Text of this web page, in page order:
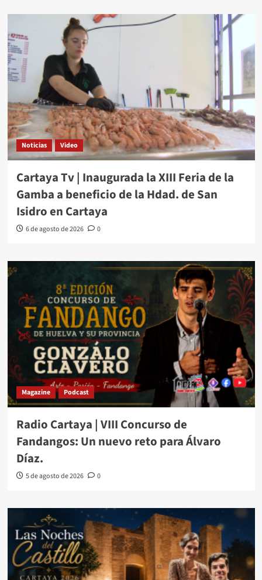
Noticias Video
Cartaya Tv | Inaugurada la XIII Feria de la
Gamba a beneficio de la Hdad. de San
Isidro en Cartaya
6 de agosto de 2026 0
Magazine Podcast
Radio Cartaya | VIII Concurso de
Fandangos: Un nuevo reto para Álvaro
Díaz.
5 de agosto de 2026 0